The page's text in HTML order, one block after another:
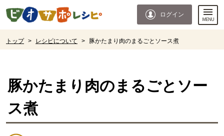
ページの先頭です。
ログイン
トップ > レシピについて > 豚かたまり肉のまるごとソース煮
豚かたまり肉のまるごとソー
ス煮